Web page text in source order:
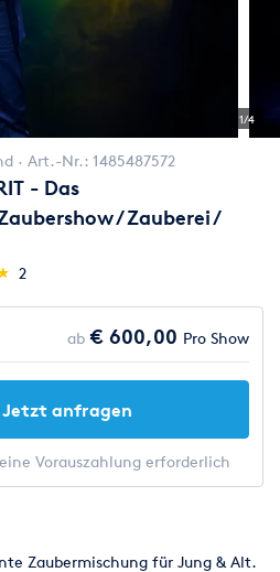
1/4
Art.-Nr.: 1485487572
- Das
/ Zauberei /
2
ab € 600,00 Pro Show
Jetzt anfragen
Vorauszahlung erforderlich
Zaubermischung für Jung & Alt.